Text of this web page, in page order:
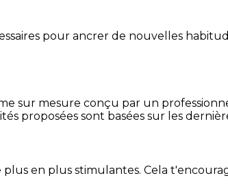
pour ancrer de nouvelles
sur mesure conçu par un
proposées sont basées sur les
en plus stimulantes. Cela